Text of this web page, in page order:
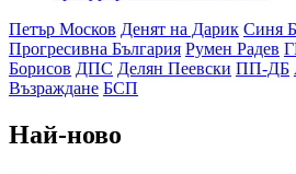
Петър Москов Денят на Дарик Синя
Прогресивна България Румен Радев
Борисов ДПС Делян Пеевски ПП-ДБ
Възраждане БСП
Най-ново